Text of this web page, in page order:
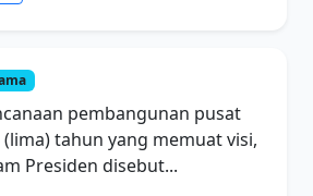
pembangunan pusat
tahun yang memuat visi,
Presiden disebut...